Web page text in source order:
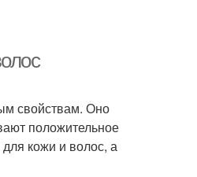
свойствам. Оно
положительное
кожи и волос, а